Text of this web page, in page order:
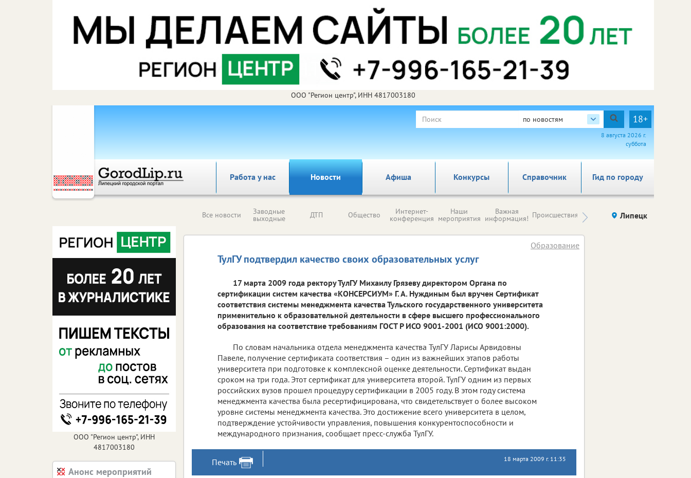
ООО "Регион центр", ИНН 4817003180
по новостям 18+
8 августа 2026 г.
суббота
Работа у нас Новости Афиша Справочник Гид по городу
Конкурсы
Все новости Заводные
выходные ДТП Общество Интернет-
конференция
Наши
мероприятия
Важная
информация! Происшествия Здоровье компаний (на
правах
Липецк
ТулГУ подтвердил качество своих образовательных услуг
Образование
17 марта 2009 года ректору ТулГУ Михаилу Грязеву директором Органа по
сертификации систем качества «КОНСЕРСИУМ» Г. А. Нуждиным был вручен Сертификат
соответствия системы менеджмента качества Тульского государственного университета
применительно к образовательной деятельности в сфере высшего профессионального
образования на соответствие требованиям ГОСТ Р ИСО 9001-2001 (ИСО 9001:2000).
По словам начальника отдела менеджмента качества ТулГУ Ларисы Арвидовны
Павеле, получение сертификата соответствия – один из важнейших этапов работы
университета при подготовке к комплексной оценке деятельности. Сертификат выдан
сроком на три года. Этот сертификат для университета второй. ТулГУ одним из первых
российских вузов прошел процедуру сертификации в 2005 году. В этом году система
менеджмента качества была ресертифицирована, что свидетельствует о более высоком
уровне системы менеджмента качества. Это достижение всего университета в целом,
подтверждение устойчивости управления, повышения конкурентоспособности и
международного признания, сообщает пресс-служба ТулГУ.
Печать 18 марта 2009 г. 11:35
ООО "Регион центр", ИНН
4817003180
Анонс мероприятий